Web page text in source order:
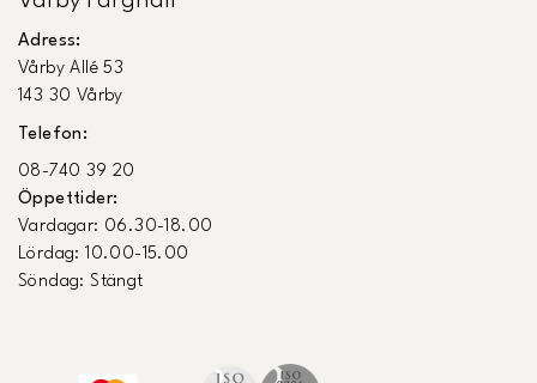
Adress:
Vårby Allé 53
143 30 Vårby
Telefon:
08-740 39 20
Öppettider:
Vardagar: 06.30-18.00
Lördag: 10.00-15.00
Söndag: Stängt